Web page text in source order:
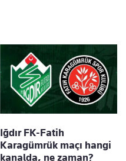
Iğdır FK-Fatih
Karagümrük maçı hangi
kanalda, ne zaman?